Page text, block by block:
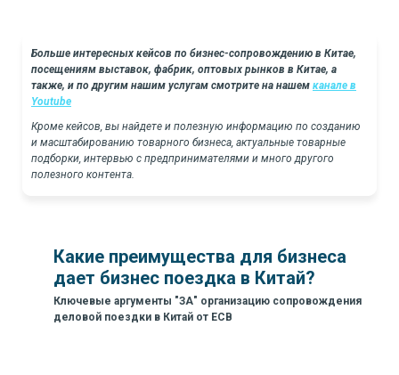
Больше интересных кейсов по бизнес-сопровождению в Китае,
посещениям выставок, фабрик, оптовых рынков в Китае, а
также, и по другим нашим услугам смотрите на нашем канале в
Youtube
Кроме кейсов, вы найдете и полезную информацию по созданию
и масштабированию товарного бизнеса, актуальные товарные
подборки, интервью с предпринимателями и много другого
полезного контента.
Какие преимущества для бизнеса
дает бизнес поездка в Китай?
Ключевые аргументы "ЗА" организацию сопровождения
деловой поездки в Китай от ECB